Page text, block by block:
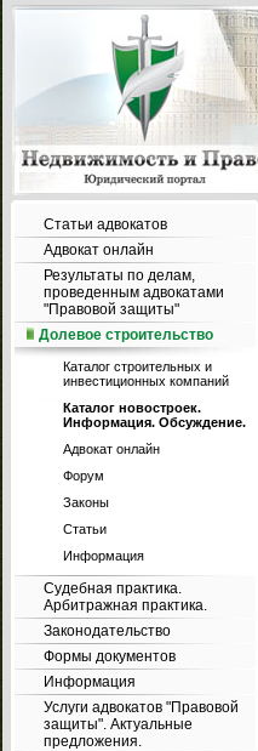
Статьи адвокатов
Адвокат онлайн
Результаты по делам,
проведенным адвокатами
"Правовой защиты"
Долевое строительство
Каталог строительных и
инвестиционных компаний
Каталог новостроек.
Информация. Обсуждение.
Адвокат онлайн
Форум
Законы
Статьи
Информация
Судебная практика.
Арбитражная практика.
Законодательство
Формы документов
Информация
Услуги адвокатов "Правовой
защиты". Актуальные
предложения.